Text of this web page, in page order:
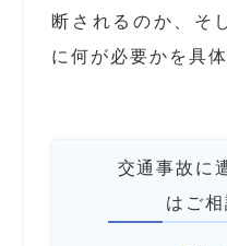
断されるのか、そ
に何が必要かを具
交通事故に
はご